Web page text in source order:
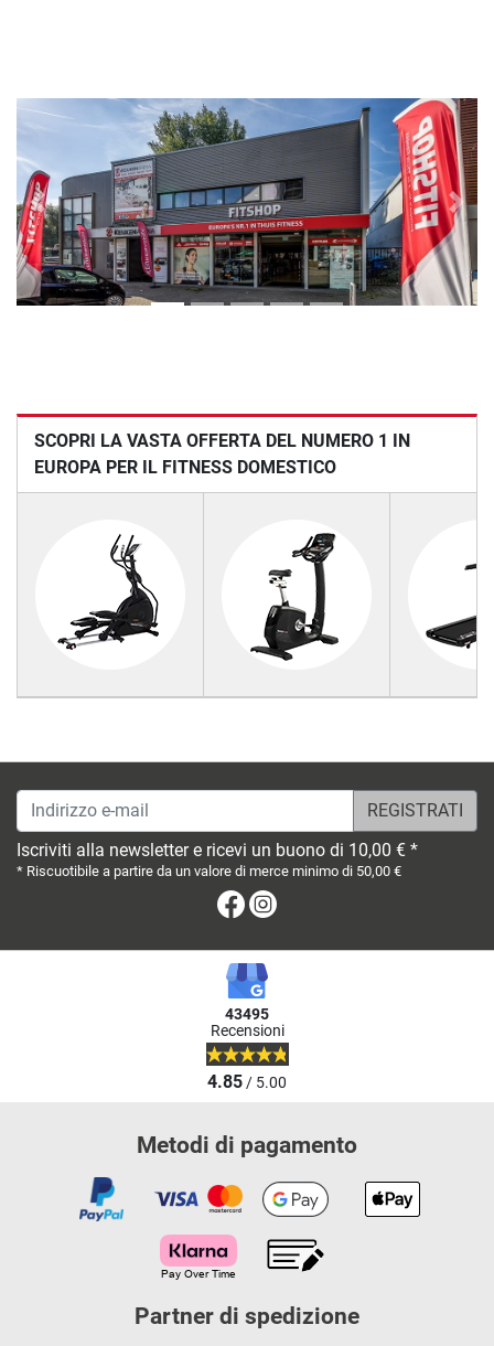
Previous Next
SCOPRI LA VASTA OFFERTA DEL NUMERO 1 IN
EUROPA PER IL FITNESS DOMESTICO
Indirizzo e-mail
Iscriviti alla newsletter e ricevi un buono di 10,00 € *
* Riscuotibile a partire da un valore di merce minimo di 50,00 €
Facebook
43495
Recensioni
4.85/ 5.00
Metodi di pagamento
Partner di spedizione